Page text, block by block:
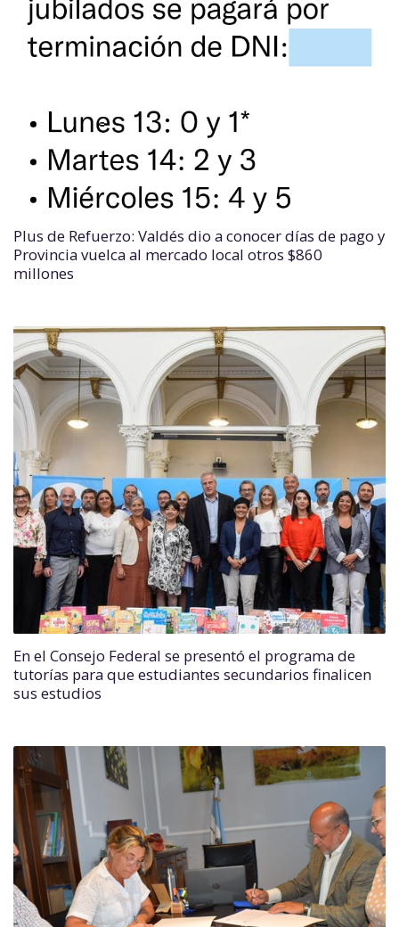
Plus de Refuerzo: Valdés dio a conocer días de pago y
Provincia vuelca al mercado local otros $860
millones
En el Consejo Federal se presentó el programa de
tutorías para que estudiantes secundarios finalicen
sus estudios